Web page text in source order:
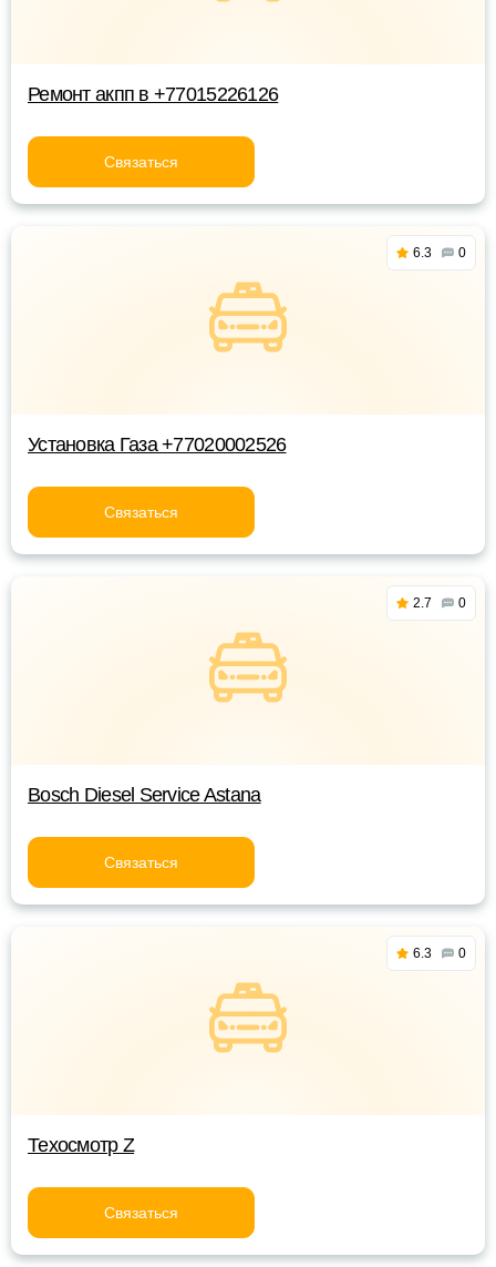
Ремонт акпп в +77015226126
Связаться
6.3 0
Установка Газа +77020002526
Связаться
2.7 0
Bosch Diesel Service Astana
Связаться
6.3 0
Техосмотр Z
Связаться